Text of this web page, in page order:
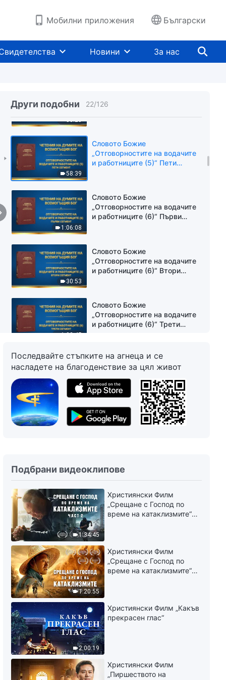
Мобилни приложения Български
Новини За нас
Други подобни 22/126
и работниците (5)“ Трети
сегмент
53:25
„Отговорностите на водачите
и работниците (5)“ Четвърти
сегмент
58:39
Словото Божие
„Отговорностите на водачите
и работниците (5)“ Пети
1:06:08
Словото Божие
„Отговорностите на водачите
и работниците (6)“ Първи
30:53
Словото Божие
„Отговорностите на водачите
и работниците (6)“ Втори
1:02:45
Словото Божие
„Отговорностите на водачите
и работниците (6)“ Трети
44:46
Словото Божие
„Отговорностите на водачите
и работниците (6)“ Четвърти
сегмент
Словото Божие
„Отговорностите на водачите
1:04:29
Словото Божие
„Отговорностите на водачите
сегмент
1:11:02
Словото Божие
„Отговорностите на водачите
и работниците (7)“ Трети
сегмент
1:08:55
Словото Божие
„Отговорностите на водачите
и работниците (8)“ Първи
сегмент
46:09
Словото Божие
„Отговорностите на водачите
и работниците (8)“ Втори
сегмент
Последвайте стъпките на агнеца и се
насладете на благоденствие за цял живот
Подбрани видеоклипове
1:34:45
Християнски Филм
„Срещане с Господ по
време на катаклизмите“
1:20:55
Християнски Филм
„Срещане с Господ по
време на катаклизмите“
2:00:19
Християнски Филм „Какъв
прекрасен глас“
Християнски Филм
„Пиршеството на